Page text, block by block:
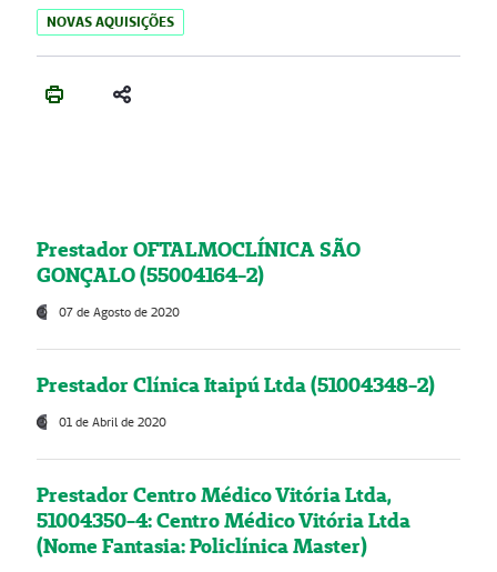
NOVAS AQUISIÇÕES
Prestador OFTALMOCLÍNICA SÃO
GONÇALO (55004164-2)
07 de Agosto de 2020
Prestador Clínica Itaipú Ltda (51004348-2)
01 de Abril de 2020
Prestador Centro Médico Vitória Ltda,
51004350-4: Centro Médico Vitória Ltda
(Nome Fantasia: Policlínica Master)